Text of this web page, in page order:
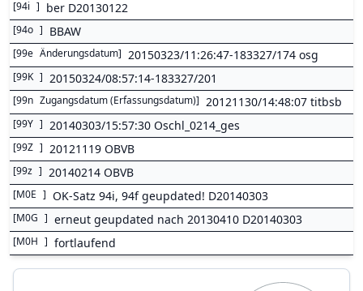
[94i ] ber D20130122
[94o ] BBAW
[99e Änderungsdatum] 20150323/11:26:47-183327/174 osg
[99K ] 20150324/08:57:14-183327/201
[99n Zugangsdatum (Erfassungsdatum)] 20121130/14:48:07 titbsb
[99Y ] 20140303/15:57:30 Oschl_0214_ges
[99Z ] 20121119 OBVB
[99z ] 20140214 OBVB
[M0E ] OK-Satz 94i, 94f geupdated! D20140303
[M0G ] erneut geupdated nach 20130410 D20140303
[M0H ] fortlaufend